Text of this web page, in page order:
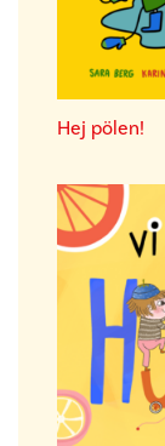
Hej pölen!